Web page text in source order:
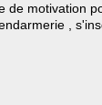
de motivation
,